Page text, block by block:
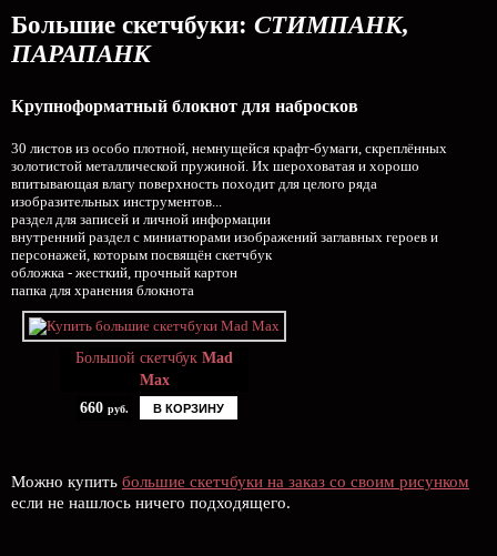
Большие скетчбуки: СТИМПАНК,
ПАРАПАНК
Крупноформатный блокнот для набросков
30 листов из особо плотной, немнущейся крафт-бумаги, скреплённых
золотистой металлической пружиной. Их шероховатая и хорошо
впитывающая влагу поверхность походит для целого ряда
изобразительных инструментов...
раздел для записей и личной информации
внутренний раздел с миниатюрами изображений заглавных героев и
персонажей, которым посвящён скетчбук
обложка - жесткий, прочный картон
папка для хранения блокнота
Большой скетчбук Mad
Max
660 руб. В КОРЗИНУ
Можно купить большие скетчбуки на заказ со своим рисунком
если не нашлось ничего подходящего.